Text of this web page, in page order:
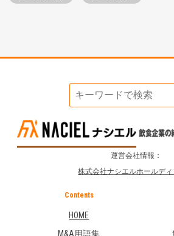
運営会社情報：
株式会社ナシエルホールディ
Contents
HOME
M&A用語集